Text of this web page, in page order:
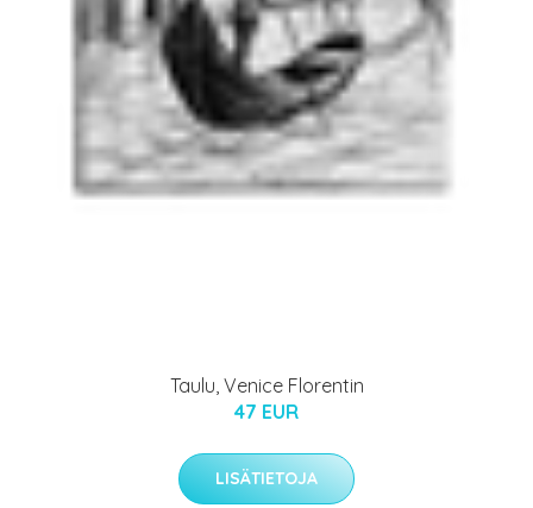
Taulu, Venice Florentin
47 EUR
LISÄTIETOJA